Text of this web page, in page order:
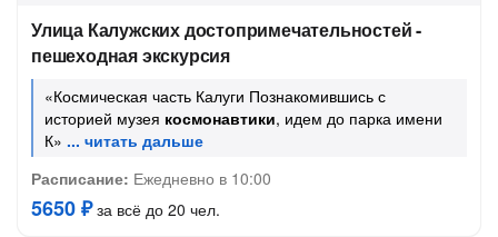
Улица Калужских достопримечательностей -
пешеходная экскурсия
«Космическая часть Калуги Познакомившись с
историей музея космонавтики, идем до парка имени
К»
Расписание: Ежедневно в 10:00
5650 ₽за всё до 20 чел.